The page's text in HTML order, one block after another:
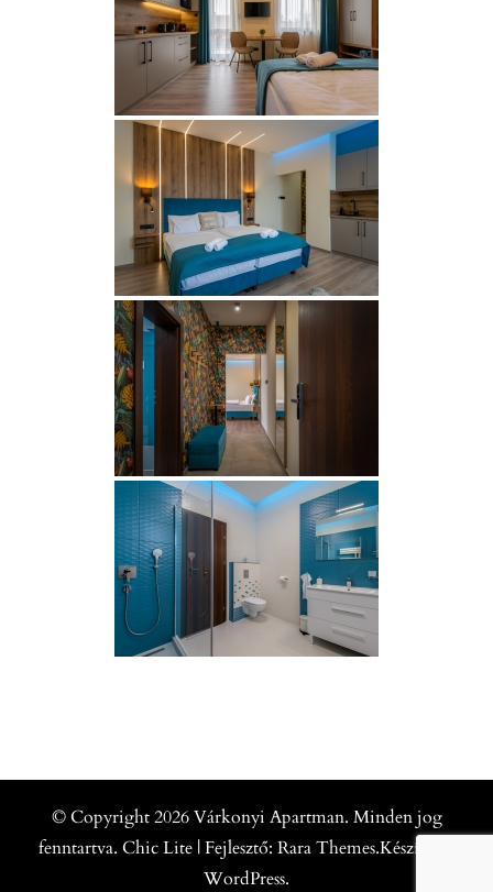
© Copyright 2026Várkonyi Apartman. Minden jog
fenntartva. Chic Lite | Fejlesztő: Rara Themes.Készítette:
WordPress.